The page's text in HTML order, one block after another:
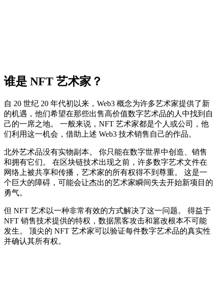
谁是 NFT 艺术家？
自 20 世纪 20 年代初以来，Web3 概念为许多艺术家提供了新
的机遇，他们希望在那些出售高价值数字艺术品的人中找到自
己的一席之地。 一般来说，NFT 艺术家都是个人或公司，他
们利用这一机会，借助上述 Web3 技术销售自己的作品。
北外艺术品没有实物副本。 你只能在数字世界中创造、销售
和拥有它们。 在区块链技术出现之前，许多数字艺术文件在
网络上被共享和传播，艺术家的所有权得不到尊重。 这是一
个巨大的障碍，可能会让杰出的艺术家瞬间失去开始新项目的
勇气。
但 NFT 艺术以一种非常有效的方式解决了这一问题。 得益于
NFT 销售技术提供的特权，数据黑客攻击和篡改根本不可能
发生。 顶尖的 NFT 艺术家可以验证每件数字艺术品的真实性
并确认其所有权。